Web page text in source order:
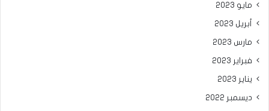
مايو 2023
أبريل 2023
مارس 2023
فبراير 2023
يناير 2023
ديسمبر 2022